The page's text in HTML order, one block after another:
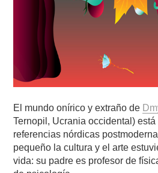
El mundo onírico y extraño de
Ternopil, Ucrania occidental)
referencias nórdicas
pequeño la cultura y el arte
vida: su padre es profesor de